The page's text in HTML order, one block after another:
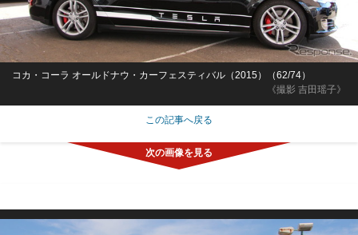
《撮影 吉田瑶子》
コカ・コーラ オールドナウ・カーフェスティバル（2015）（62/74）
この記事へ戻る